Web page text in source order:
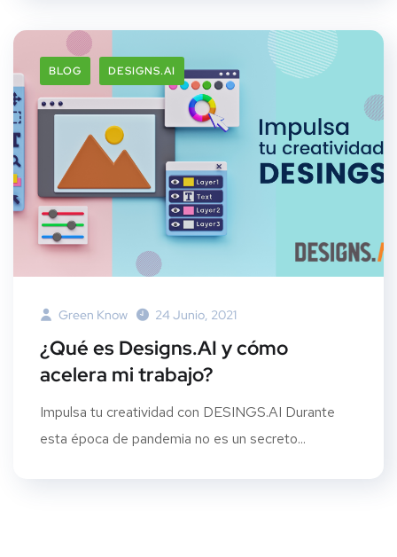
BLOG DESIGNS.AI
Green Know 24 Junio, 2021
¿Qué es Designs.AI y cómo
acelera mi trabajo?
Impulsa tu creatividad con DESINGS.AI Durante
esta época de pandemia no es un secreto...